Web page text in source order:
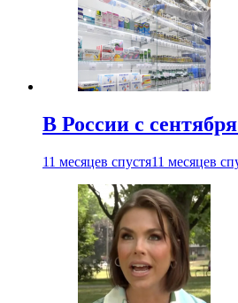
В России с
11 месяцев спустя11 месяцев